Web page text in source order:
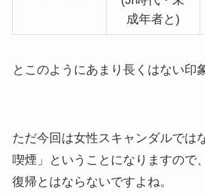
成年者と)
とこのようにあまり長くはない印
ただ今回は女性スキャンダルでは
喫煙」ということになりますので
復帰とはならないですよね。